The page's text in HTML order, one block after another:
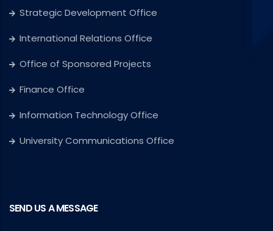
Strategic Development Office
International Relations Office
Office of Sponsored Projects
Finance Office
Information Technology Office
University Communications Office
SEND US A MESSAGE